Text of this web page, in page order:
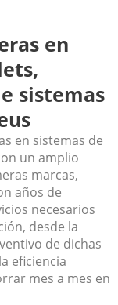
en
sistemas
en sistemas de
un amplio
marcas,
años de
necesarios
desde la
de dichas
eficiencia
mes a mes en